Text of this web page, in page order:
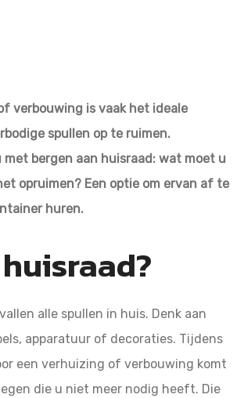
verbouwing is vaak het ideale
spullen op te ruimen.
bergen aan huisraad: wat moet u
opruimen? Een optie om ervan af te
huren.
alle spullen in huis. Denk aan
apparatuur of decoraties. Tijdens
een verhuizing of verbouwing komt
die u niet meer nodig heeft. Die